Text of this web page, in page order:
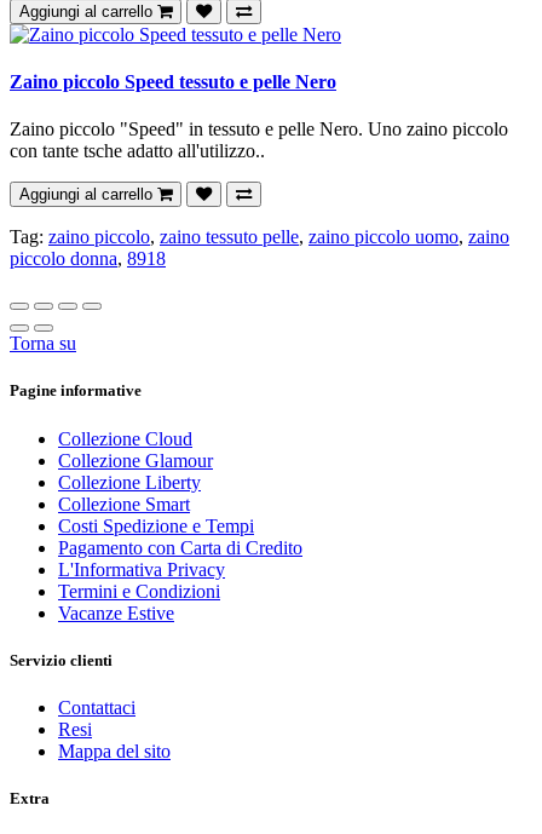
Aggiungi al carrello
Zaino piccolo Speed tessuto e pelle Nero
Zaino piccolo "Speed" in tessuto e pelle Nero. Uno zaino piccolo
con tante tsche adatto all'utilizzo..
Aggiungi al carrello
Tag: zaino piccolo, zaino tessuto pelle, zaino piccolo uomo, zaino
piccolo donna, 8918
Torna su
Pagine informative
Collezione Cloud
Collezione Glamour
Collezione Liberty
Collezione Smart
Costi Spedizione e Tempi
Pagamento con Carta di Credito
L'Informativa Privacy
Termini e Condizioni
Vacanze Estive
Servizio clienti
Contattaci
Resi
Mappa del sito
Extra